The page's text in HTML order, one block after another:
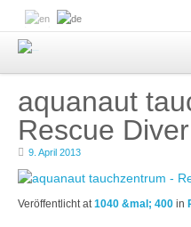
aquanaut
Rescue Diver
9. April 2013
Veröffentlichtat1040 &mal; 400 in